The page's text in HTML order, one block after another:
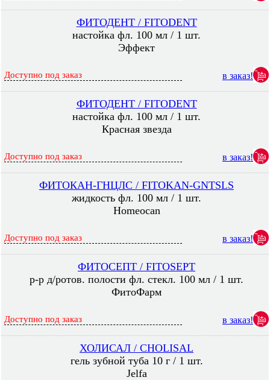
ФИТОДЕНТ / FITODENT
настойка фл. 100 мл / 1 шт.
Эффект
Доступно под заказ в заказ!
ФИТОДЕНТ / FITODENT
настойка фл. 100 мл / 1 шт.
Красная звезда
Доступно под заказ в заказ!
ФИТОКАН-ГНЦЛС / FITOKAN-GNTSLS
жидкость фл. 100 мл / 1 шт.
Homeocan
Доступно под заказ в заказ!
ФИТОСЕПТ / FITOSEPT
р-р д/ротов. полости фл. стекл. 100 мл / 1 шт.
ФитоФарм
Доступно под заказ в заказ!
ХОЛИСАЛ / CHOLISAL
гель зубной туба 10 г / 1 шт.
Jelfa